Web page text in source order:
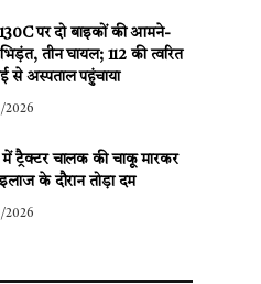
पर दो बाइकों की आमने-
तीन घायल; 112 की त्वरित
से अस्पताल पहुंचाया
2026
में ट्रैक्टर चालक की चाकू मारकर
के दौरान तोड़ा दम
2026